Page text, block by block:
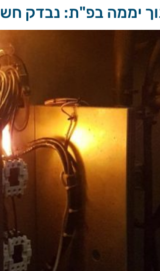
יממה בפ"ת: נבדק